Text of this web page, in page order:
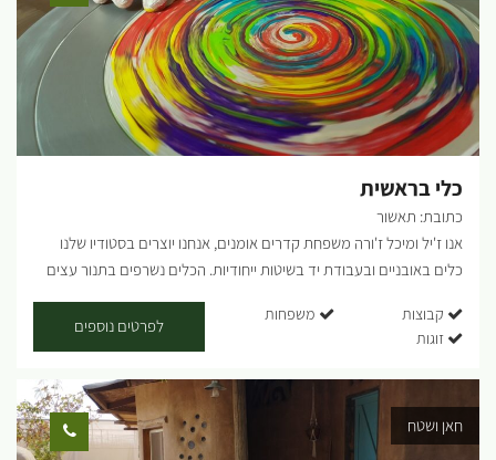
כלי בראשית
כתובת: תאשור
אנו ז'יל ומיכל ז'ורה משפחת קדרים אומנים, אנחנו יוצרים בסטודיו שלנו
כלים באובניים ובעבודת יד בשיטות ייחודיות. הכלים נשרפים בתנור עצים
האש בתנור מעניקה צבעוניות חיה וחמה ליצירות. ביקור קבוצות: בביקור
בסטודיו "כלי בראשית" נפגש ונספר על תהליך היצירה המיוחד, נסייר
במרחבי הסטודיו, נכיר את תנור האנגמה, נבקר בגלריה, נצפה בהדגמה של
יצירת כלי באובניים ונשתה משקה חם בספלים מתוצרת הסטודיו. סדנת
חוויה באש סדנת שרפת כלי קרמיקה בחיבור ליסודות הטבע. (רקו RAKU -
ביפנית : עונג ) שרפה קצרה שהתפתחה ביפן מהשפעת הזן בודהיזם
קבוצות
משפחות
זוגות
לפרטים נוספים
חאן ושטח